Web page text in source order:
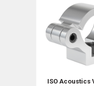
ISO Acoustics